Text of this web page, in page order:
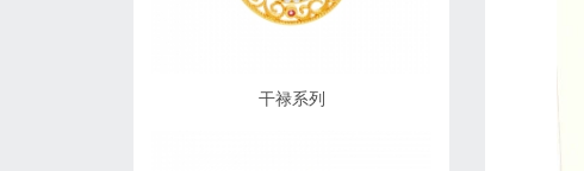
干禄系列